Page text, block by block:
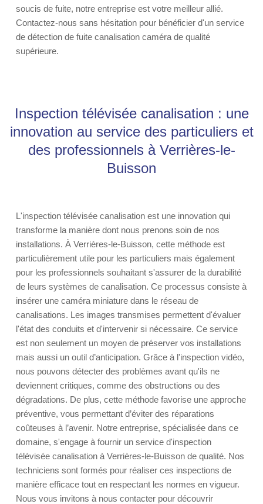
soucis de fuite, notre entreprise est votre meilleur allié.
Contactez-nous sans hésitation pour bénéficier d'un service
de détection de fuite canalisation caméra de qualité
supérieure.
Inspection télévisée canalisation : une
innovation au service des particuliers et
des professionnels à Verrières-le-
Buisson
L'inspection télévisée canalisation est une innovation qui
transforme la manière dont nous prenons soin de nos
installations. À Verrières-le-Buisson, cette méthode est
particulièrement utile pour les particuliers mais également
pour les professionnels souhaitant s'assurer de la durabilité
de leurs systèmes de canalisation. Ce processus consiste à
insérer une caméra miniature dans le réseau de
canalisations. Les images transmises permettent d'évaluer
l'état des conduits et d'intervenir si nécessaire. Ce service
est non seulement un moyen de préserver vos installations
mais aussi un outil d’anticipation. Grâce à l'inspection vidéo,
nous pouvons détecter des problèmes avant qu'ils ne
deviennent critiques, comme des obstructions ou des
dégradations. De plus, cette méthode favorise une approche
préventive, vous permettant d’éviter des réparations
coûteuses à l’avenir. Notre entreprise, spécialisée dans ce
domaine, s'engage à fournir un service d'inspection
télévisée canalisation à Verrières-le-Buisson de qualité. Nos
techniciens sont formés pour réaliser ces inspections de
manière efficace tout en respectant les normes en vigueur.
Nous vous invitons à nous contacter pour découvrir